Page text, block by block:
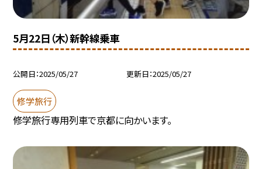
5月22日（木）新幹線乗車
公開日 2025/05/27 更新日 2025/05/27
修学旅行
修学旅行専用列車で京都に向かいます。